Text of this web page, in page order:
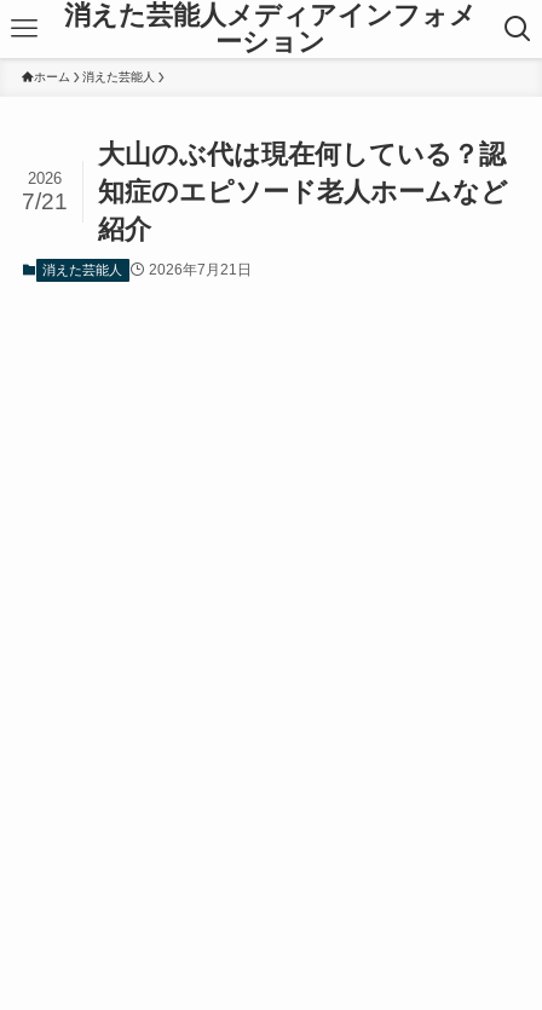
消えた芸能人メディアインフォメ
ーション
ホーム 消えた芸能人
大山のぶ代は現在何している？認
知症のエピソード老人ホームなど
紹介
2026
7/21
消えた芸能人 2026年7月21日